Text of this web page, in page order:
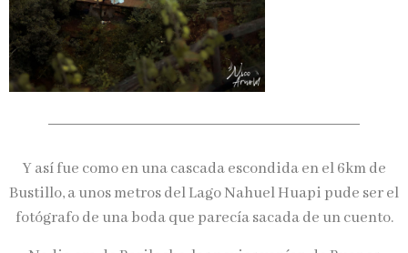
Y así fue como en una cascada escondida en el 6km de
Bustillo, a unos metros del Lago Nahuel Huapi pude ser el
fotógrafo de una boda que parecía sacada de un cuento.